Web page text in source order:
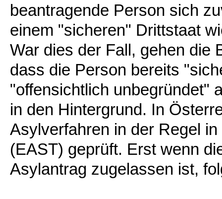
beantragende Person sich
einem "sicheren" Drittstaat
War dies der Fall, gehen die
dass die Person bereits
"offensichtlich unbegründet"
in den Hintergrund. In
Asylverfahren in der Regel
(EAST) geprüft. Erst wenn
Asylantrag zugelassen ist,